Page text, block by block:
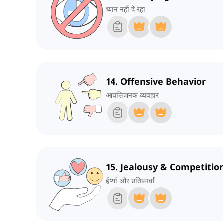
ध्यान नहीं दे रहा
14. Offensive Behavior
आपत्तिजनक व्यवहार
15. Jealousy &
ईर्ष्या और प्रतिस्पर्धा